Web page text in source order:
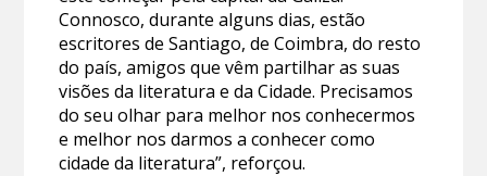
Connosco, durante alguns dias, estão
escritores de Santiago, de Coimbra, do resto
do país, amigos que vêm partilhar as suas
visões da literatura e da Cidade. Precisamos
do seu olhar para melhor nos conhecermos
e melhor nos darmos a conhecer como
cidade da literatura”, reforçou.